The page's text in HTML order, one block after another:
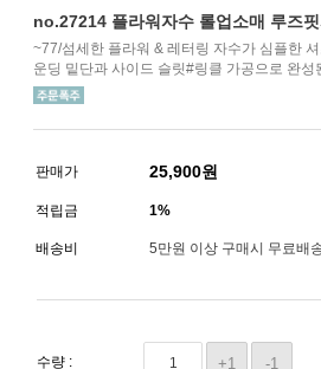
no.27214 플라워자수 롤업소매 루즈
~77/섬세한 플라워 & 레터링 자수가 심플한
운딩 밑단과 사이드 슬릿#링클 가공으로 완성
판매가 25,900원
적립금 1%
배송비 5만원 이상 구매시 무료배
수량 : +1 -1